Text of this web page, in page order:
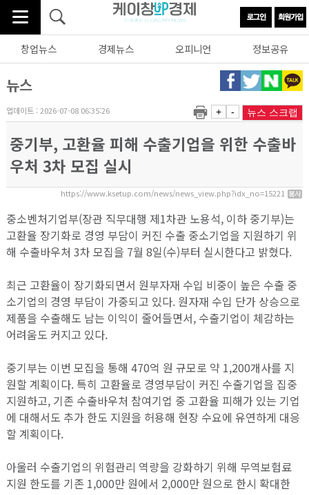
창업뉴스 경제뉴스 오피니언 정보공유
뉴스
업데이트 : 2026-07-08 06:35:26 + - 뉴스 스크랩
중기부, 고환율 피해 수출기업을 위한 수출바
우처 3차 모집 실시
https://www.ksetup.com/news/news_view.php?idx_no=15221
중소벤처기업부(장관 직무대행 제1차관 노용석, 이하 중기부)는
고환율 장기화로 경영 부담이 커진 수출 중소기업을 지원하기 위
해 수출바우처 3차 모집을 7월 8일(수)부터 실시한다고 밝혔다.
최근 고환율이 장기화되면서 원부자재 수입 비중이 높은 수출 중
소기업의 경영 부담이 가중되고 있다. 원자재 수입 단가 상승으로
제품을 수출해도 남는 이익이 줄어들면서, 수출기업이 체감하는
어려움도 커지고 있다.
중기부는 이번 모집을 통해 470억 원 규모로 약 1,200개사를 지
원할 계획이다. 특히 고환율로 경영부담이 커진 수출기업을 집중
지원하고, 기존 수출바우처 참여기업 중 고환율 피해가 있는 기업
에 대해서도 추가 한도 지원을 허용해 현장 수요에 유연하게 대응
할 계획이다.
아울러 수출기업의 위험관리 역량을 강화하기 위해 무역보험료
지원 한도를 기존 1,000만 원에서 2,000만 원으로 한시 확대한